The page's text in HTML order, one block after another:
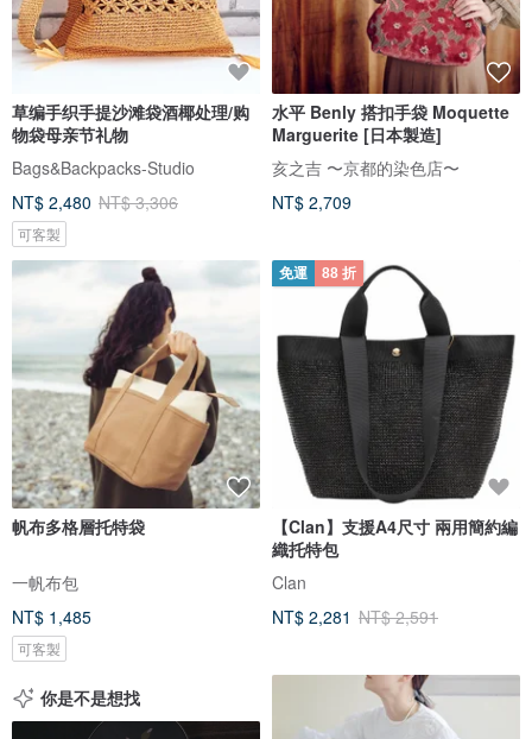
草编手织手提沙滩袋酒椰处理/购
物袋母亲节礼物
Bags&Backpacks-Studio
NT$ 2,480 NT$ 3,306
可客製
水平 Benly 搭扣手袋 Moquette
Marguerite [日本製造]
亥之吉 〜京都的染色店〜
NT$ 2,709
帆布多格層托特袋
一帆布包
NT$ 1,485
可客製
免運 88 折
【Clan】支援A4尺寸 兩用簡約編
織托特包
Clan
NT$ 2,281 NT$ 2,591
你是不是想找